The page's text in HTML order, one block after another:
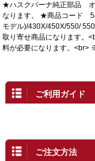
★ハスクバーナ純正部品 オ
なります。 ★商品コード
モデル)/430X/450X/550/
取り寄せ商品になります。
料が必要になります。<br>
ご利用ガイド
ご注文方法